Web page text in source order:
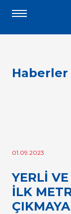
Haberler
01.09.2023
YERLİ
İLK